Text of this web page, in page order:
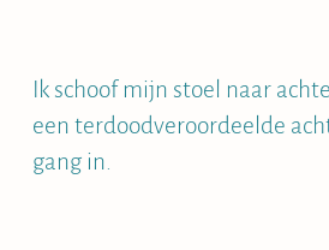
Ik schoof mijn stoel naar
een terdoodveroordeelde
gang in.